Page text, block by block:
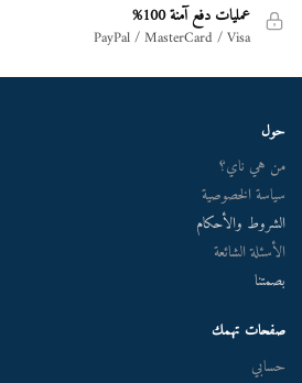
عمليات دفع آمنة 100%
PayPal / MasterCard / Visa
حول
من هي ناي؟
سياسة الخصوصية
الشروط والأحكام
الأسئلة الشائعة
بصمتنا
صفحات تهمك
حسابي